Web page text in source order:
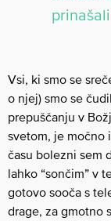
Vsi, ki smo se
o njej) smo se
prepuščanju v
svetom, je močno
času bolezni sem
lahko “sončim” v
gotovo sooča s
drage, za gmotno